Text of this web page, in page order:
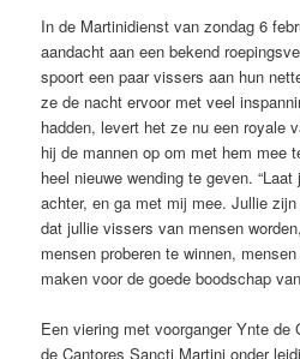
In de Martinidienst van zondag 6
aandacht aan een bekend
spoort een paar vissers aan hun
ze de nacht ervoor met veel
hadden, levert het ze nu een royale
hij de mannen op om met hem mee
heel nieuwe wending te geven.
achter, en ga met mij mee. Jullie
dat jullie vissers van mensen
mensen proberen te winnen,
maken voor de goede boodschap
Een viering met voorganger Ynte de
de Cantores Sancti Martini onder